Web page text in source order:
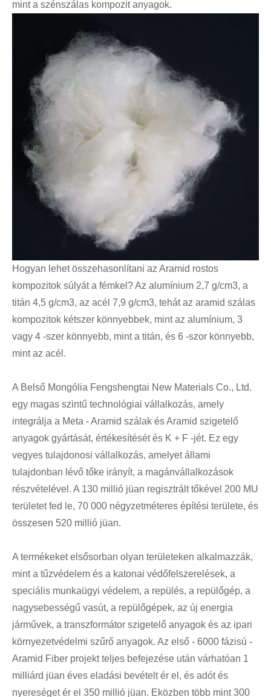
mint a szénszálas kompozit anyagok.
Hogyan lehet összehasonlítani az Aramid rostos
kompozitok súlyát a fémkel? Az alumínium 2,7 g/cm3, a
titán 4,5 g/cm3, az acél 7,9 g/cm3, tehát az aramid szálas
kompozitok kétszer könnyebbek, mint az alumínium, 3
vagy 4 -szer könnyebb, mint a titán, és 6 -szor könnyebb,
mint az acél.
A Belső Mongólia Fengshengtai New Materials Co., Ltd.
egy magas szintű technológiai vállalkozás, amely
integrálja a Meta - Aramid szálak és Aramid szigetelő
anyagok gyártását, értékesítését és K + F -jét. Ez egy
vegyes tulajdonosi vállalkozás, amelyet állami
tulajdonban lévő tőke irányít, a magánvállalkozások
részvételével. A 130 millió jüan regisztrált tőkével 200 MU
területet fed le, 70 000 négyzetméteres építési területe, és
összesen 520 millió jüan.
A termékeket elsősorban olyan területeken alkalmazzák,
mint a tűzvédelem és a katonai védőfelszerelések, a
speciális munkaügyi védelem, a repülés, a repülőgép, a
nagysebességű vasút, a repülőgépek, az új energia
járművek, a transzformátor szigetelő anyagok és az ipari
környezetvédelmi szűrő anyagok. Az első - 6000 fázisú -
Aramid Fiber projekt teljes befejezése után várhatóan 1
milliárd jüan éves eladási bevételt ér el, és adót és
nyereséget ér el 350 millió jüan. Eközben több mint 300